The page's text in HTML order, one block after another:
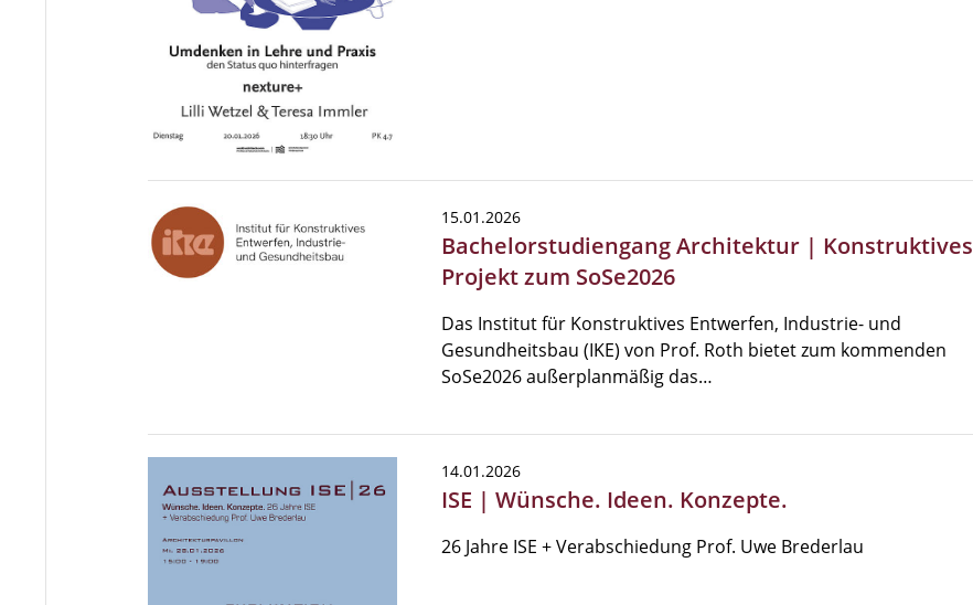
15.01.2026
Bachelorstudiengang Architektur | Konstruktives
Projekt zum SoSe2026
Das Institut für Konstruktives Entwerfen, Industrie- und
Gesundheitsbau (IKE) von Prof. Roth bietet zum kommenden
SoSe2026 außerplanmäßig das…
14.01.2026
ISE | Wünsche. Ideen. Konzepte.
26 Jahre ISE + Verabschiedung Prof. Uwe Brederlau